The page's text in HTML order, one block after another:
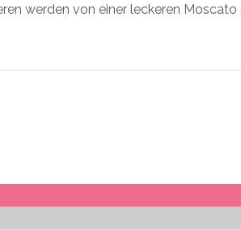
werden von einer leckeren Moscato